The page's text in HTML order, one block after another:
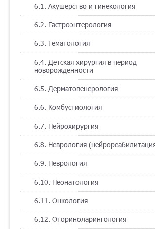
6.1. Акушерство и гинекология
6.2. Гастроэнтерология
6.3. Гематология
6.4. Детская хирургия в период
новорожденности
6.5. Дерматовенерология
6.6. Комбустиология
6.7. Нейрохирургия
6.8. Неврология
6.9. Неврология
6.10. Неонатология
6.11. Онкология
6.12. Оториноларингология